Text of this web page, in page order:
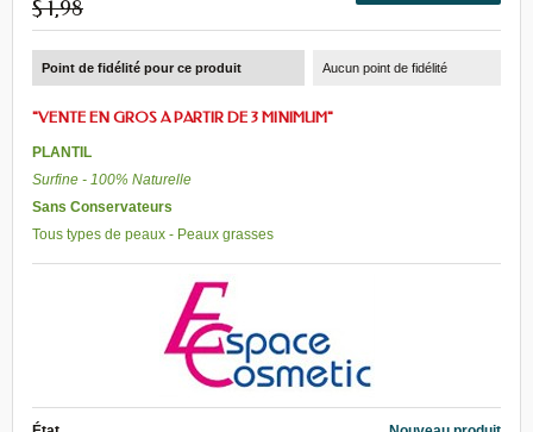
$ 1,98
Point de fidélité pour ce produit Aucun point de fidélité
"VENTE EN GROS A PARTIR DE 3 MINIMUM"
PLANTIL
Surfine - 100% Naturelle
Sans Conservateurs
Tous types de peaux - Peaux grasses